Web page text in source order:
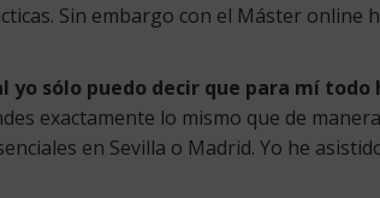
Sin embargo con el Máster online
sólo puedo decir que para mí todo
exactamente lo mismo que de
en Sevilla o Madrid. Yo he